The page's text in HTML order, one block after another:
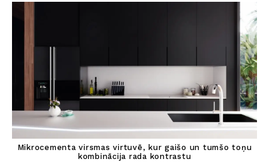
Mikrocementa virsmas virtuvē, kur gaišo un tumšo toņu
kombinācija rada kontrastu